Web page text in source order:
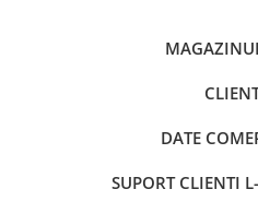
DATE
SUPORT CLIENTI